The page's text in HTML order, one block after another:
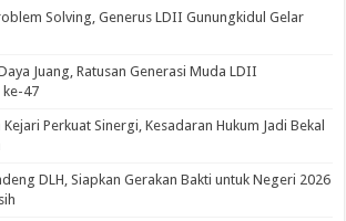
Solving, Generus LDII Gunungkidul Gelar
Juang, Ratusan Generasi Muda LDII
ke-47
Perkuat Sinergi, Kesadaran Hukum Jadi Bekal
DLH, Siapkan Gerakan Bakti untuk Negeri 2026